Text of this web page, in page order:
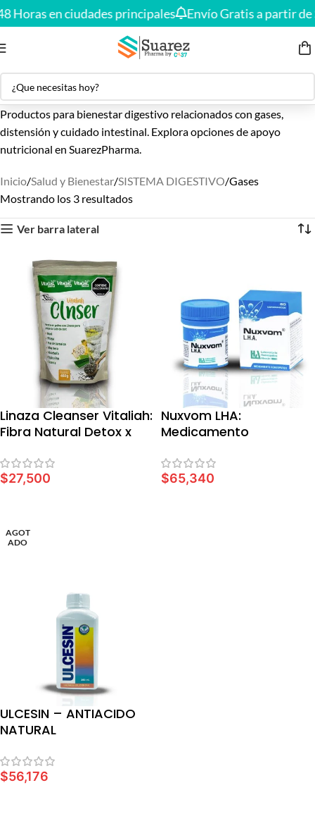
Horas en ciudades principales Envío Gratis a partir de
Productos para bienestar digestivo relacionados con gases,
distensión y cuidado intestinal. Explora opciones de apoyo
nutricional en SuarezPharma.
Inicio Salud y Bienestar SISTEMA DIGESTIVO Gases
Mostrando los 3 resultados
Ver barra lateral
Linaza Cleanser Vitaliah:
Fibra Natural Detox x
$27,500
Nuxvom LHA:
Medicamento
x 60 Comprimidos
$65,340
AGOT
ADO
ULCESIN – ANTIACIDO
NATURAL
$56,176
Envío gratis en compras desde$150.000🚚